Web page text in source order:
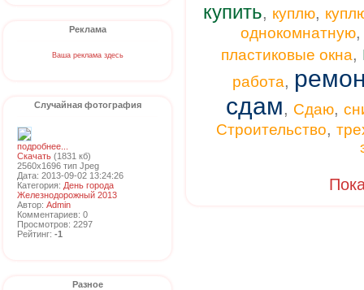
Реклама
Ваша реклама здесь
Случайная фотография
подробнее...
Скачать (1831 кб)
2560x1696 тип Jpeg
Дата: 2013-09-02 13:24:26
Категория: День города
Железнодорожный 2013
Автор: Admin
Комментариев: 0
Просмотров: 2297
Рейтинг: -1
Разное
купить, куплю,
однокомнатную
пластиковые окна,
работа,
сдам, Сдаю,
Строительство,